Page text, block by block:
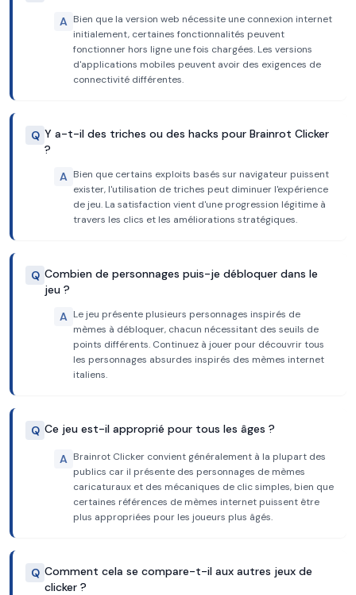
A Bien que la version web nécessite une connexion internet
initialement, certaines fonctionnalités peuvent
fonctionner hors ligne une fois chargées. Les versions
d'applications mobiles peuvent avoir des exigences de
connectivité différentes.
Q Y a-t-il des triches ou des hacks pour Brainrot Clicker
?
A Bien que certains exploits basés sur navigateur puissent
exister, l'utilisation de triches peut diminuer l'expérience
de jeu. La satisfaction vient d'une progression légitime à
travers les clics et les améliorations stratégiques.
Q Combien de personnages puis-je débloquer dans le
jeu ?
A Le jeu présente plusieurs personnages inspirés de
mèmes à débloquer, chacun nécessitant des seuils de
points différents. Continuez à jouer pour découvrir tous
les personnages absurdes inspirés des mèmes internet
italiens.
Q Ce jeu est-il approprié pour tous les âges ?
A Brainrot Clicker convient généralement à la plupart des
publics car il présente des personnages de mèmes
caricaturaux et des mécaniques de clic simples, bien que
certaines références de mèmes internet puissent être
plus appropriées pour les joueurs plus âgés.
Q Comment cela se compare-t-il aux autres jeux de
clicker ?